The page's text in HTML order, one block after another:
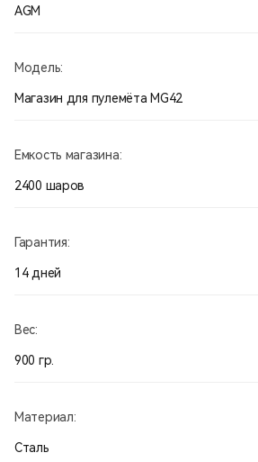
AGM
Модель:
Магазин для пулемёта MG42
Емкость магазина:
2400 шаров
Гарантия:
14 дней
Вес:
900 гр.
Материал:
Сталь